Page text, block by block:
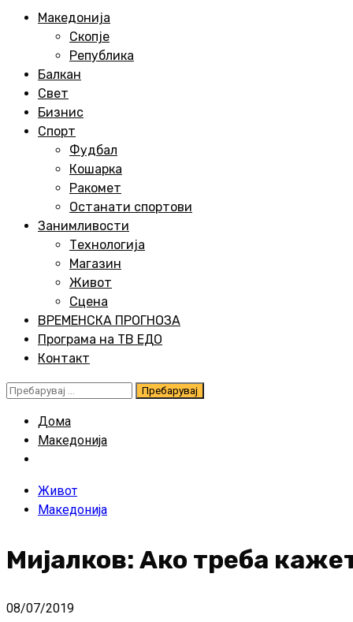
Македонија
Скопје
Република
Балкан
Свет
Бизнис
Спорт
Фудбал
Кошарка
Ракомет
Останати спортови
Занимливости
Технологија
Магазин
Живот
Сцена
ВРЕМЕНСКА ПРОГНОЗА
Програма на ТВ ЕДО
Контакт
Пребарувај
Дома
Македонија
Живот
Македонија
Мијалков: Ако треба
08/07/2019